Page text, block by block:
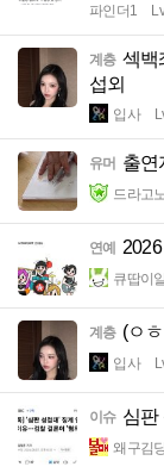
파인더1
계층 섹백
섭외
입사
유머 출연
드라고
연예
큐땁이
계층 (ㅇ
입사
이슈 심판
왜구김